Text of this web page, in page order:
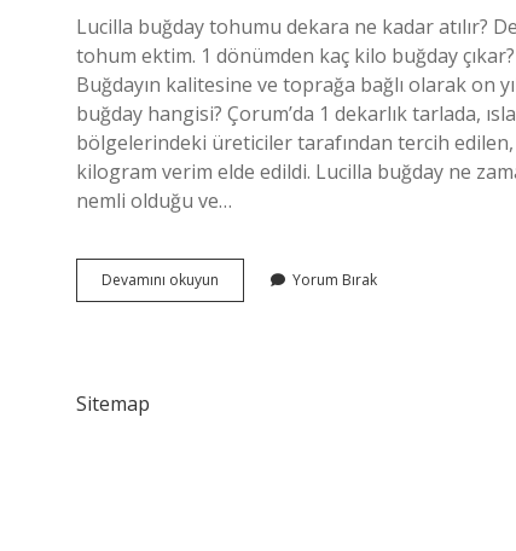
Lucilla buğday tohumu dekara ne kadar atılır?
tohum ektim. 1 dönümden kaç kilo buğday
Buğdayın kalitesine ve toprağa bağlı olarak on
buğday hangisi? Çorum’da 1 dekarlık tarlada,
bölgelerindeki üreticiler tarafından tercih
kilogram verim elde edildi. Lucilla buğday ne
nemli olduğu ve…
Devamını okuyun
Buğday
Yorum Bırak
Sitemap